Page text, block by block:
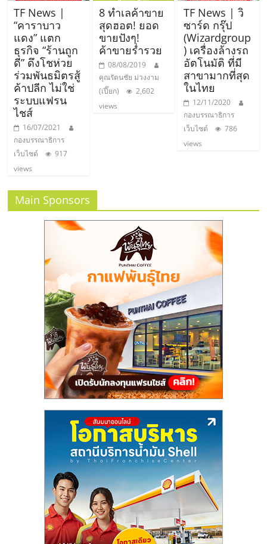
รน
ไชส์
ขาย
หน้า
บ้าน
ลงทุน
น้อย
คืน
ทุน
ไว,
ปรึกษา
ลงทุน
และ
TF News |
“คาราบาว
แดง” แตก
ธุรกิจ “ร้านถูก
ดี” ดึงโชห่วย
ร่วมพันธมิตรสู้
ค้าปลีก ไม่ใช่
ระบบแฟรน
ไชส์
16/07/2021
กองบรรณาธิการ
เว็บไซต์
917
views
8 ทำเลค้าขาย
สุดฮอต! ยอด
ขายปังๆ!
ค้าขายร่ำรวย
08/08/2019
คุณรัตนชัย ม่วงงาม
(เปี๊ยก)
2,602
views
TF News | วิ
ซาร์ด กรุ๊ป
(Wizardgroup
) เครื่องล้างรถ
อัตโนมัติ ที่มี
สาขามากที่สุด
ในไทย
12/11/2020
กองบรรณาธิการ
เว็บไซต์
786
views
Main Sponsors